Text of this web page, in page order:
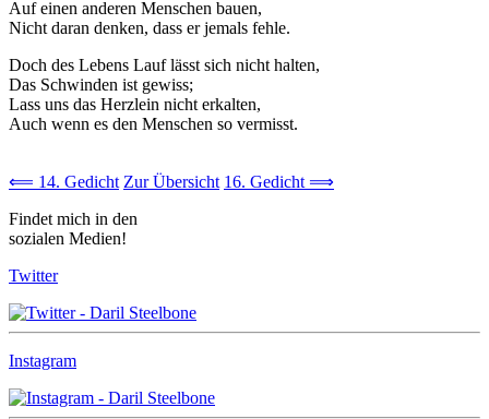
Auf einen anderen Menschen bauen,
Nicht daran denken, dass er jemals fehle.
Doch des Lebens Lauf lässt sich nicht halten,
Das Schwinden ist gewiss;
Lass uns das Herzlein nicht erkalten,
Auch wenn es den Menschen so vermisst.
⟸ 14. Gedicht Zur Übersicht 16. Gedicht ⟹
Findet mich in den
sozialen Medien!
Twitter
Instagram